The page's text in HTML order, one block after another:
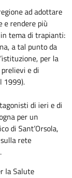
ad adottare
e rendere più
tema di trapianti:
a tal punto da
per la
e di
1999).
di ieri e di
per un
di Sant’Orsola,
rete
la Salute